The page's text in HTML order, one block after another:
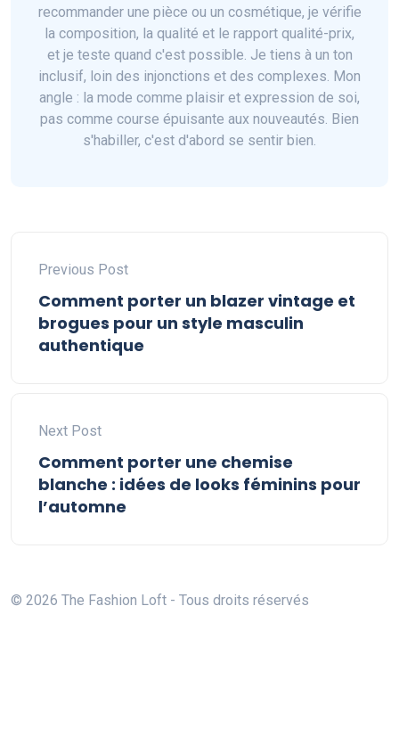
recommander une pièce ou un cosmétique, je vérifie
la composition, la qualité et le rapport qualité-prix,
et je teste quand c'est possible. Je tiens à un ton
inclusif, loin des injonctions et des complexes. Mon
angle : la mode comme plaisir et expression de soi,
pas comme course épuisante aux nouveautés. Bien
s'habiller, c'est d'abord se sentir bien.
Previous Post
Comment porter un blazer vintage et
brogues pour un style masculin
authentique
Next Post
Comment porter une chemise
blanche : idées de looks féminins pour
l’automne
© 2026 The Fashion Loft - Tous droits réservés